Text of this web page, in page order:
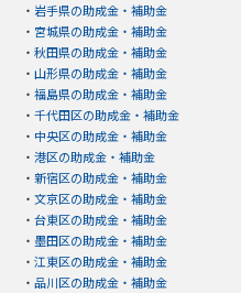
・ 岩手県の助成金・補助金
・ 宮城県の助成金・補助金
・ 秋田県の助成金・補助金
・ 山形県の助成金・補助金
・ 福島県の助成金・補助金
・ 千代田区の助成金・補助金
・ 中央区の助成金・補助金
・ 港区の助成金・補助金
・ 新宿区の助成金・補助金
・ 文京区の助成金・補助金
・ 台東区の助成金・補助金
・ 墨田区の助成金・補助金
・ 江東区の助成金・補助金
・ 品川区の助成金・補助金